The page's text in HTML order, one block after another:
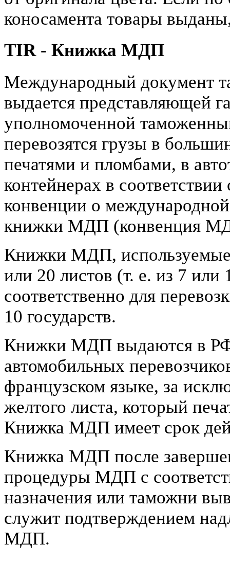
коносамента товары
TIR - Книжка МДП
Международный документ
выдается представляющей
уполномоченной
перевозятся грузы в
печатями и пломбами, в
контейнерах в
конвенции о
книжки МДП (конвенция
Книжки МДП, используемые
или 20 листов (т. е. из 7
соответственно для
10 государств.
Книжки МДП выдаются в
автомобильных
французском языке, за
желтого листа, который
Книжка МДП имеет срок
Книжка МДП после
процедуры МДП с
назначения или таможни
служит подтверждением
МДП.